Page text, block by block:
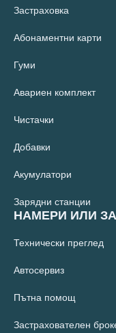
Застраховка
Абонаментни карти
Гуми
Авариен комплект
Чистачки
Добавки
Акумулатори
Зарядни станции
НАМЕРИ ИЛИ
Технически преглед
Автосервиз
Пътна помощ
Застрахователен